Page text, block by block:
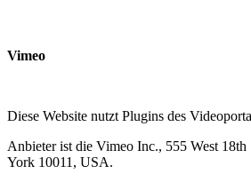
Vimeo
Diese Website nutzt Plugins des
Anbieter ist die Vimeo Inc., 555 West
York 10011, USA.